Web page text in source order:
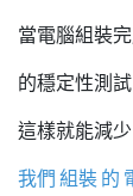
當電腦組裝
的穩定性測
這樣就能減
我們 組裝 的